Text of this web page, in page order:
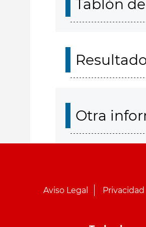
Tablón
Otra
Aviso Legal Privacidad